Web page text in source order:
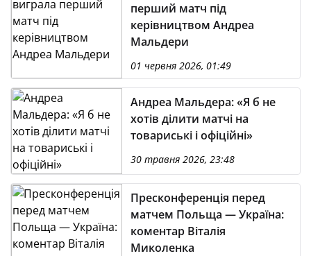
перший матч під
керівництвом Андреа
Мальдери
01 червня 2026, 01:49
Андреа Мальдера: «Я б не
хотів ділити матчі на
товариські і офіційні»
30 травня 2026, 23:48
Пресконференція перед
матчем Польща — Україна:
коментар Віталія
Миколенка